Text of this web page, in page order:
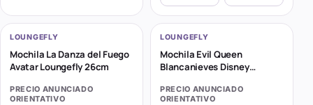
LOUNGEFLY
Mochila La Danza del Fuego
Avatar Loungefly 26cm
PRECIO ANUNCIADO
ORIENTATIVO
LOUNGEFLY
Mochila Evil Queen
Blancanieves Disney
PRECIO ANUNCIADO
ORIENTATIVO